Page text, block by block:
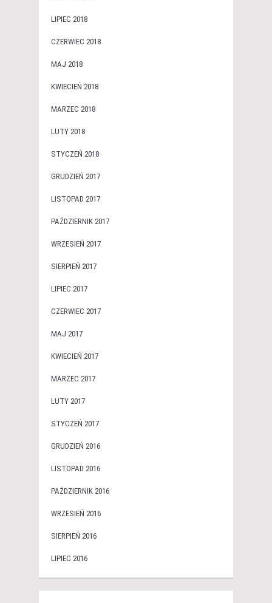
LIPIEC 2018
CZERWIEC 2018
MAJ 2018
KWIECIEŃ 2018
MARZEC 2018
LUTY 2018
STYCZEŃ 2018
GRUDZIEŃ 2017
LISTOPAD 2017
PAŹDZIERNIK 2017
WRZESIEŃ 2017
SIERPIEŃ 2017
LIPIEC 2017
CZERWIEC 2017
MAJ 2017
KWIECIEŃ 2017
MARZEC 2017
LUTY 2017
STYCZEŃ 2017
GRUDZIEŃ 2016
LISTOPAD 2016
PAŹDZIERNIK 2016
WRZESIEŃ 2016
SIERPIEŃ 2016
LIPIEC 2016